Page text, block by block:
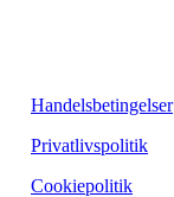
Handelsbetingelser
Privatlivspolitik
Cookiepolitik